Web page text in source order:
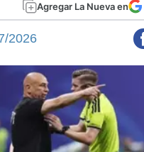
Aplausos
Economía y
Con el campo
Espacio
Sociedad
Tecnología
Turismo
Agregar La Nueva en
2026